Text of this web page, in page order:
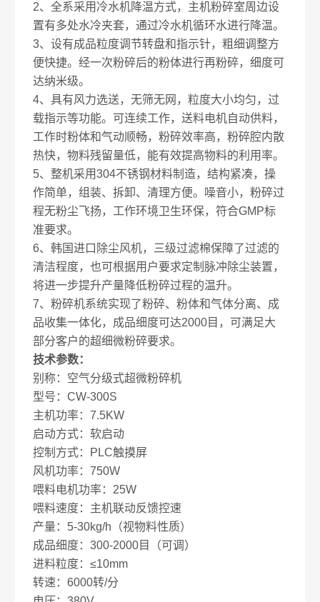
2、全系采用冷水机降温方式，主机粉碎室周边设
置有多处水冷夹套，通过冷水机循环水进行降温。
3、设有成品粒度调节转盘和指示针，粗细调整方
便快捷。经一次粉碎后的粉体进行再粉碎，细度可
达纳米级。
4、具有风力选送，无筛无网，粒度大小均匀，过
载指示等功能。可连续工作，送料电机自动供料，
工作时粉体和气动顺畅，粉碎效率高，粉碎腔内散
热快，物料残留量低，能有效提高物料的利用率。
5、整机采用304不锈钢材料制造，结构紧凑，操
作简单，组装、拆卸、清理方便。噪音小，粉碎过
程无粉尘飞扬，工作环境卫生环保，符合GMP标
准要求。
6、韩国进口除尘风机，三级过滤棉保障了过滤的
清洁程度，也可根据用户要求定制脉冲除尘装置，
将进一步提升产量降低粉碎过程的温升。
7、粉碎机系统实现了粉碎、粉体和气体分离、成
品收集一体化，成品细度可达2000目，可满足大
部分客户的超细微粉碎要求。
技术参数：
别称：空气分级式超微粉碎机
型号：CW-300S
主机功率：7.5KW
启动方式：软启动
控制方式：PLC触摸屏
风机功率：750W
喂料电机功率：25W
喂料速度：主机联动反馈控速
产量：5-30kg/h（视物料性质）
成品细度：300-2000目（可调）
进料粒度：≤10mm
转速：6000转/分